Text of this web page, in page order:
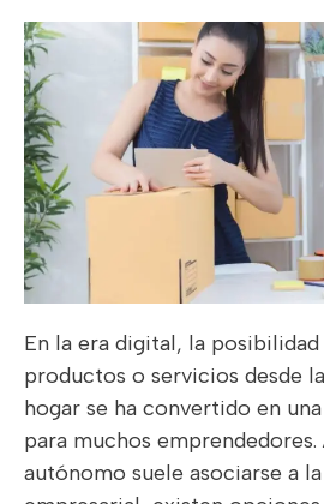
En la era digital, la
productos o servicios desde
hogar se ha convertido en
para muchos
autónomo suele asociarse a